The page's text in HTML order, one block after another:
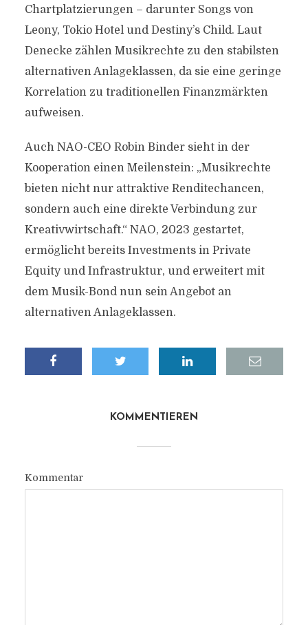
Chartplatzierungen – darunter Songs von
Leony, Tokio Hotel und Destiny’s Child. Laut
Denecke zählen Musikrechte zu den stabilsten
alternativen Anlageklassen, da sie eine geringe
Korrelation zu traditionellen Finanzmärkten
aufweisen.
Auch NAO-CEO Robin Binder sieht in der
Kooperation einen Meilenstein: „Musikrechte
bieten nicht nur attraktive Renditechancen,
sondern auch eine direkte Verbindung zur
Kreativwirtschaft.“ NAO, 2023 gestartet,
ermöglicht bereits Investments in Private
Equity und Infrastruktur, und erweitert mit
dem Musik-Bond nun sein Angebot an
alternativen Anlageklassen.
KOMMENTIEREN
Kommentar